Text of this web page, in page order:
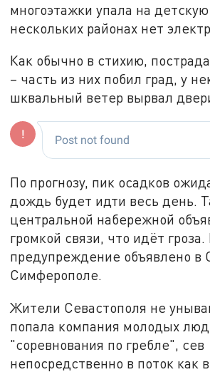
многоэтажки упала на
нескольких районах нет
Как обычно в стихию,
– часть из них побил град, у
шквальный ветер вырвал
По прогнозу, пик осадков
дождь будет идти весь день.
центральной набережной
громкой связи, что идёт
предупреждение объявлено в
Симферополе.
Жители Севастополя не
попала компания молодых
"соревнования по гребле", сев
непосредственно в поток как